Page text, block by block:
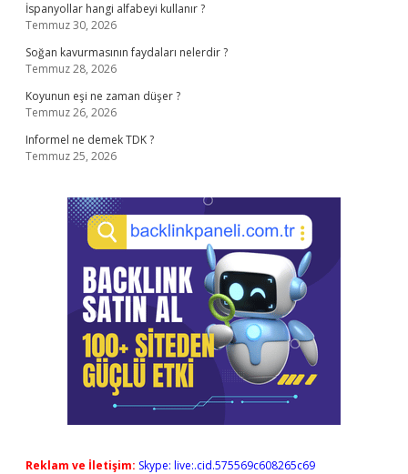
İspanyollar hangi alfabeyi kullanır ?
Temmuz 30, 2026
Soğan kavurmasının faydaları nelerdir ?
Temmuz 28, 2026
Koyunun eşi ne zaman düşer ?
Temmuz 26, 2026
Informel ne demek TDK ?
Temmuz 25, 2026
Reklam ve İletişim: Skype: live:.cid.575569c608265c69